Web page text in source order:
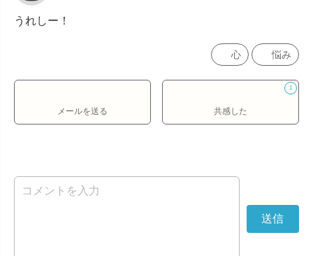
うれしー！
心 悩み
メールを送る
1
共感した